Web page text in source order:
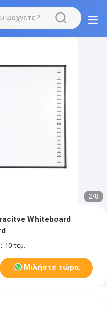
2/8
Whiteboard
10 τεμ.
Μιλήστε τώρα.